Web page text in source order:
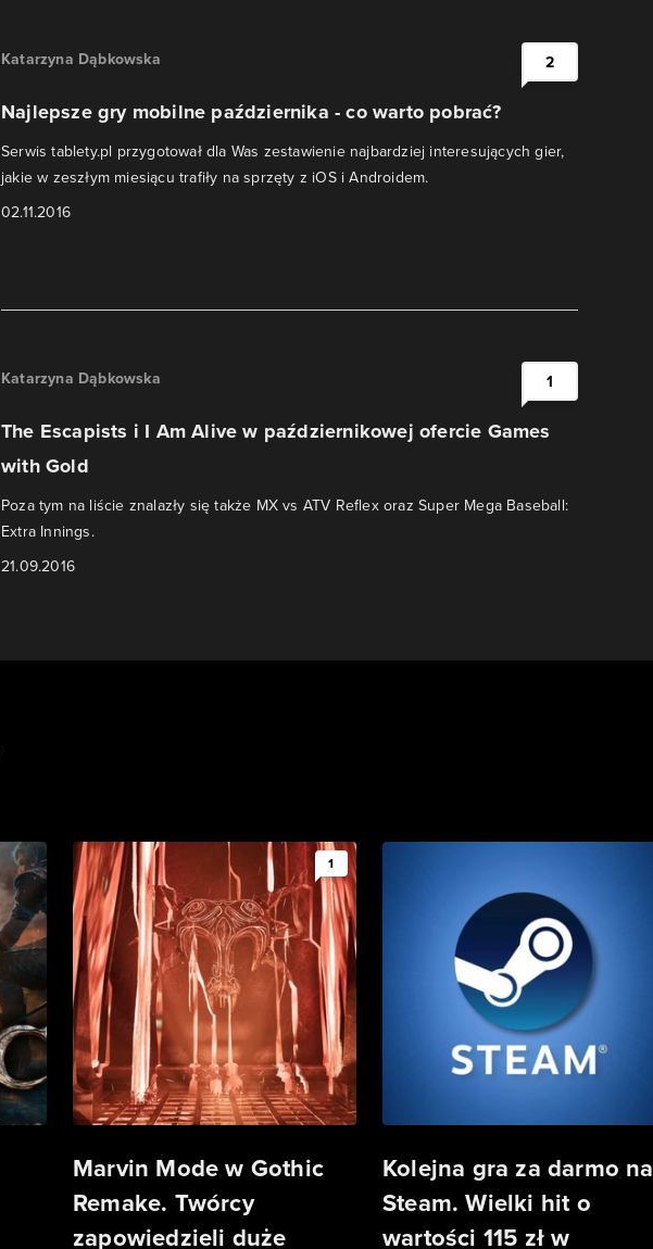
Katarzyna Dąbkowska
Najlepsze gry mobilne października - co warto pobrać?
Serwis tablety.pl przygotował dla Was zestawienie najbardziej interesujących gier,
jakie w zeszłym miesiącu trafiły na sprzęty z iOS i Androidem.
02.11.2016
2
Katarzyna Dąbkowska
The Escapists i I Am Alive w październikowej ofercie Games
with Gold
Poza tym na liście znalazły się także MX vs ATV Reflex oraz Super Mega Baseball:
Extra Innings.
21.09.2016
1
1
Marvin Mode w Gothic
Remake. Twórcy
zapowiedzieli duże
Kolejna gra za darmo na
Steam. Wielki hit o
wartości 115 zł w